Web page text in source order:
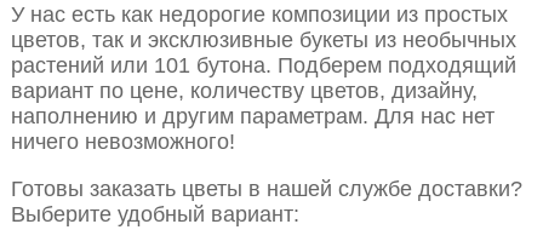
У нас есть как недорогие композиции из простых
цветов, так и эксклюзивные букеты из необычных
растений или 101 бутона. Подберем подходящий
вариант по цене, количеству цветов, дизайну,
наполнению и другим параметрам. Для нас нет
ничего невозможного!
Готовы заказать цветы в нашей службе доставки?
Выберите удобный вариант: